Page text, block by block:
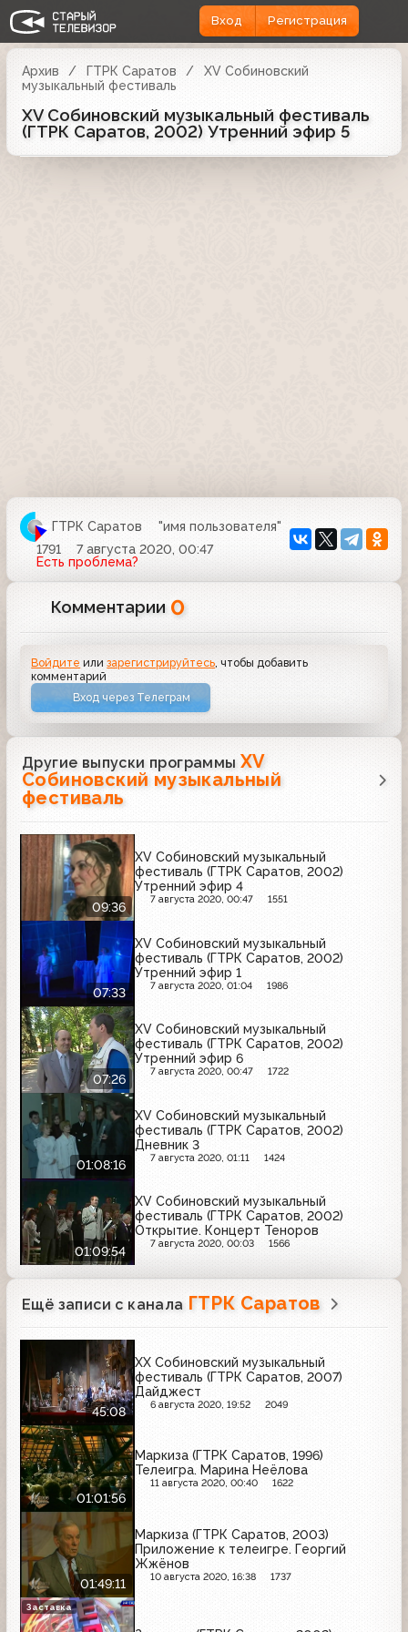
Вход Регистрация
Архив ГТРК Саратов
XV Собиновский
музыкальный фестиваль
XV Собиновский музыкальный фестиваль
(ГТРК Саратов, 2002) Утренний эфир 5
ГТРК Саратов
"имя пользователя"
1791
7 августа 2020, 00:47
Есть проблема?
Комментарии 0
Войдите илизарегистрируйтесь , чтобы добавить
комментарий
Вход через Телеграм
Другие выпуски программы XV
Собиновский музыкальный
фестиваль
09:36
XV Собиновский музыкальный
фестиваль (ГТРК Саратов, 2002)
Утренний эфир 4
7 августа 2020, 00:47 1551
07:33
XV Собиновский музыкальный
фестиваль (ГТРК Саратов, 2002)
Утренний эфир 1
7 августа 2020, 01:04 1986
07:26
XV Собиновский музыкальный
фестиваль (ГТРК Саратов, 2002)
Утренний эфир 6
7 августа 2020, 00:47 1722
01:08:16
XV Собиновский музыкальный
фестиваль (ГТРК Саратов, 2002)
Дневник 3
7 августа 2020, 01:11 1424
01:09:54
XV Собиновский музыкальный
фестиваль (ГТРК Саратов, 2002)
Открытие. Концерт Теноров
7 августа 2020, 00:03 1566
Ещё записи с канала ГТРК Саратов
45:08
XX Собиновский музыкальный
фестиваль (ГТРК Саратов, 2007)
Дайджест
6 августа 2020, 19:52 2049
01:01:56
Маркиза (ГТРК Саратов, 1996)
Телеигра. Марина Неёлова
11 августа 2020, 00:40 1622
01:49:11
Маркиза (ГТРК Саратов, 2003)
Приложение к телеигре. Георгий
Жжёнов
10 августа 2020, 16:38 1737
Заставка